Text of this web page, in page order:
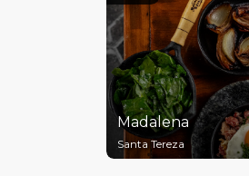
Madalena
Santa Tereza